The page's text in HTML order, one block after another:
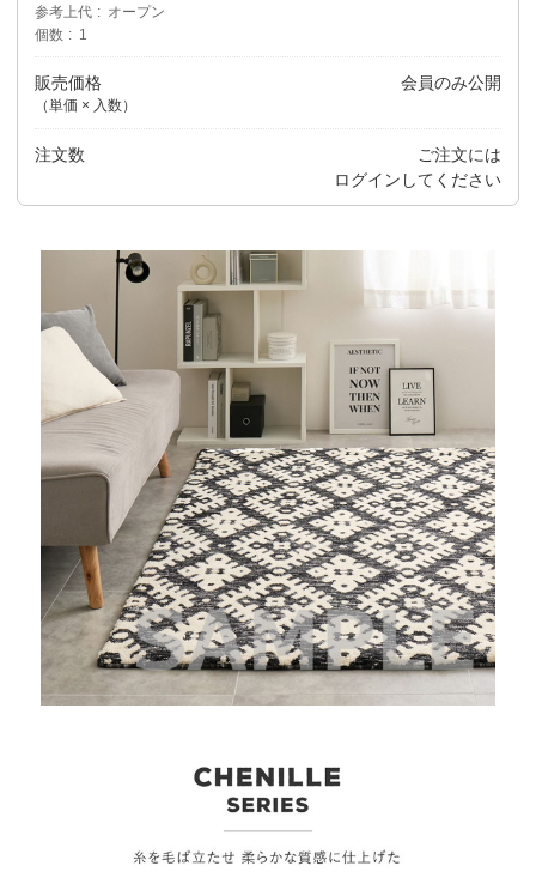
参考上代
オープン
個数
1
販売価格
（単価 × 入数）
会員のみ公開
注文数
ご注文には
ログイン してください